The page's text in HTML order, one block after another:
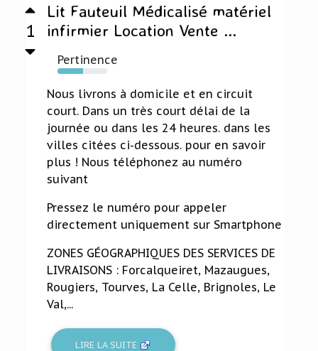
1
Lit Fauteuil Médicalisé matériel
infirmier Location Vente ...
Pertinence
51%
Nous livrons à domicile et en circuit
court. Dans un très court délai de la
journée ou dans les 24 heures. dans les
villes citées ci-dessous. pour en savoir
plus ! Nous téléphonez au numéro
suivant
Pressez le numéro pour appeler
directement uniquement sur Smartphone
ZONES GÉOGRAPHIQUES DES SERVICES DE
LIVRAISONS : Forcalqueiret, Mazaugues,
Rougiers, Tourves, La Celle, Brignoles, Le
Val,...
LIRE LA SUITE